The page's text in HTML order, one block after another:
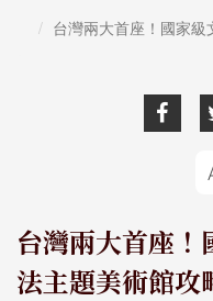
台灣兩大首座！國家
台灣兩大首座！
法主題美術館攻